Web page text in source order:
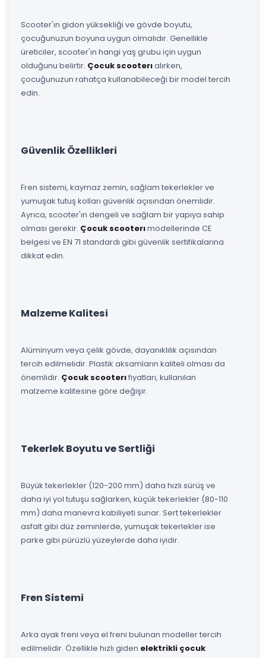
Scooter'ın gidon yüksekliği ve gövde boyutu,
çocuğunuzun boyuna uygun olmalıdır. Genellikle
üreticiler, scooter'ın hangi yaş grubu için uygun
olduğunu belirtir. Çocuk scooterıalırken,
çocuğunuzun rahatça kullanabileceği bir model tercih
edin.
Güvenlik Özellikleri
Fren sistemi, kaymaz zemin, sağlam tekerlekler ve
yumuşak tutuş kolları güvenlik açısından önemlidir.
Ayrıca, scooter'ın dengeli ve sağlam bir yapıya sahip
olması gerekir. Çocuk scooterımodellerinde CE
belgesi ve EN 71 standardı gibi güvenlik sertifikalarına
dikkat edin.
Malzeme Kalitesi
Alüminyum veya çelik gövde, dayanıklılık açısından
tercih edilmelidir. Plastik aksamların kaliteli olması da
önemlidir. Çocuk scooterıfiyatları, kullanılan
malzeme kalitesine göre değişir.
Tekerlek Boyutu ve Sertliği
Büyük tekerlekler (120-200 mm) daha hızlı sürüş ve
daha iyi yol tutuşu sağlarken, küçük tekerlekler (80-110
mm) daha manevra kabiliyeti sunar. Sert tekerlekler
asfalt gibi düz zeminlerde, yumuşak tekerlekler ise
parke gibi pürüzlü yüzeylerde daha iyidir.
Fren Sistemi
Arka ayak freni veya el freni bulunan modeller tercih
edilmelidir. Özellikle hızlı giden elektrikli çocuk